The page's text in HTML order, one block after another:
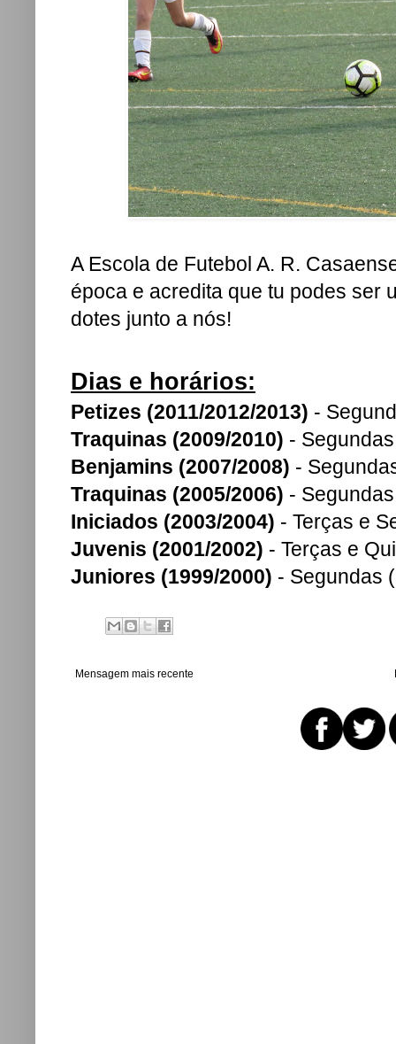
A Escola de Futebol A. R.
época e acredita que tu podes ser
dotes junto a nós!
Dias e horários:
Petizes (2011/2012/2013) -
Traquinas (2009/2010) -
Benjamins (2007/2008) -
Traquinas (2005/2006) -
Iniciados (2003/2004) - Terças e
Juvenis (2001/2002) - Terças e
Juniores (1999/2000) - Segundas
Mensagem mais recente